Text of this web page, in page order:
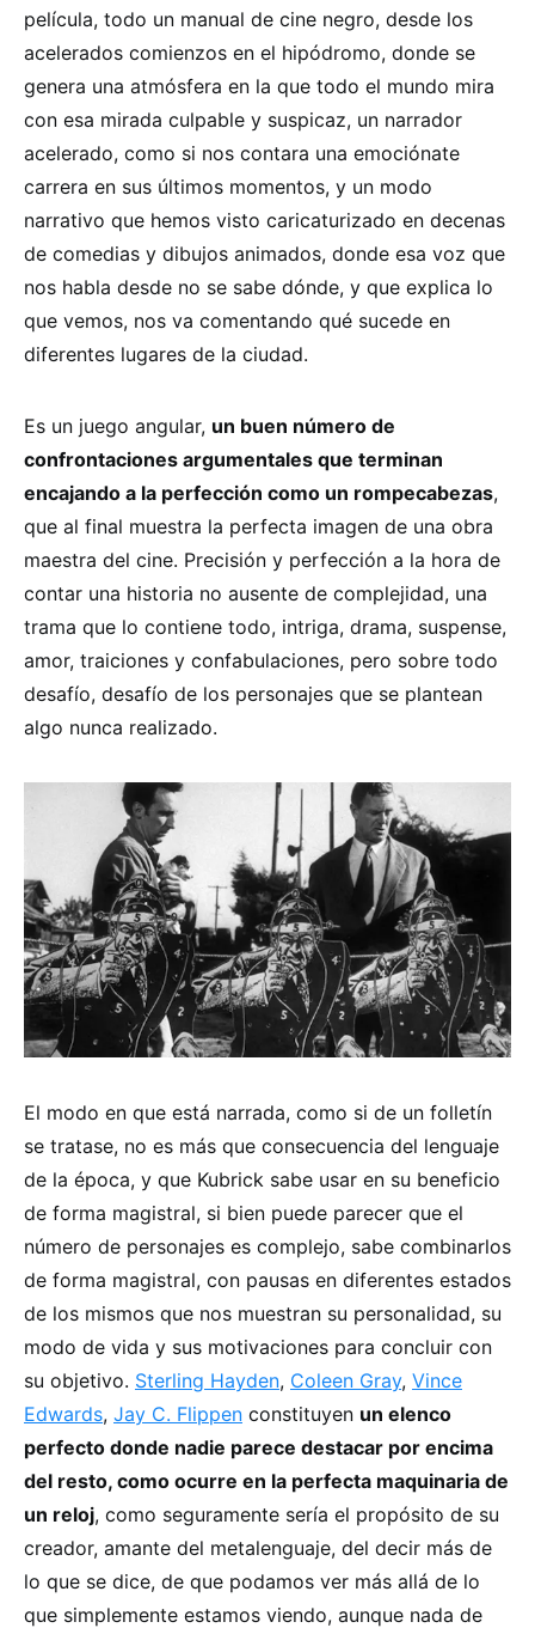
película, todo un manual de cine negro, desde los
acelerados comienzos en el hipódromo, donde se
genera una atmósfera en la que todo el mundo mira
con esa mirada culpable y suspicaz, un narrador
acelerado, como si nos contara una emociónate
carrera en sus últimos momentos, y un modo
narrativo que hemos visto caricaturizado en decenas
de comedias y dibujos animados, donde esa voz que
nos habla desde no se sabe dónde, y que explica lo
que vemos, nos va comentando qué sucede en
diferentes lugares de la ciudad.
Es un juego angular, un buen número de
confrontaciones argumentales que terminan
encajando a la perfección como un rompecabezas,
que al final muestra la perfecta imagen de una obra
maestra del cine. Precisión y perfección a la hora de
contar una historia no ausente de complejidad, una
trama que lo contiene todo, intriga, drama, suspense,
amor, traiciones y confabulaciones, pero sobre todo
desafío, desafío de los personajes que se plantean
algo nunca realizado.
El modo en que está narrada, como si de un folletín
se tratase, no es más que consecuencia del lenguaje
de la época, y que Kubrick sabe usar en su beneficio
de forma magistral, si bien puede parecer que el
número de personajes es complejo, sabe combinarlos
de forma magistral, con pausas en diferentes estados
de los mismos que nos muestran su personalidad, su
modo de vida y sus motivaciones para concluir con
su objetivo. Sterling Hayden, Coleen Gray, Vince
Edwards, Jay C. Flippen constituyen un elenco
perfecto donde nadie parece destacar por encima
del resto, como ocurre en la perfecta maquinaria de
un reloj, como seguramente sería el propósito de su
creador, amante del metalenguaje, del decir más de
lo que se dice, de que podamos ver más allá de lo
que simplemente estamos viendo, aunque nada de